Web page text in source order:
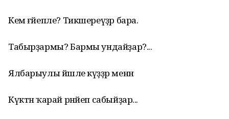
Кем ғәйепле? Тикшереүҙәр бара.
Табырҙармы? Бармы ундайҙар?...
Ялбарыулы йәшле күҙҙәр менән
Күктән ҡарай рәнйеп сабыйҙар...